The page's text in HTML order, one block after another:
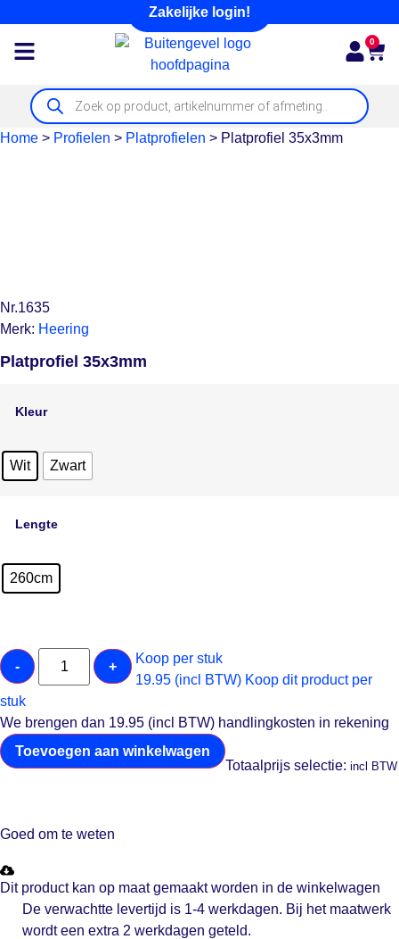
Zakelijke login!
0
Home > Profielen > Platprofielen > Platprofiel 35x3mm
Nr.1635
Merk: Heering
Platprofiel 35x3mm
Kleur
Wit Zwart
Lengte
260cm
- +
Koop per stuk
19.95 (incl BTW) Koop dit product per
stuk
We brengen dan 19.95 (incl BTW) handlingkosten in rekening
Toevoegen aan winkelwagen
Totaalprijs selectie: incl BTW
Goed om te weten
Dit product kan op maat gemaakt worden in de winkelwagen
De verwachtte levertijd is 1-4 werkdagen. Bij het maatwerk
wordt een extra 2 werkdagen geteld.